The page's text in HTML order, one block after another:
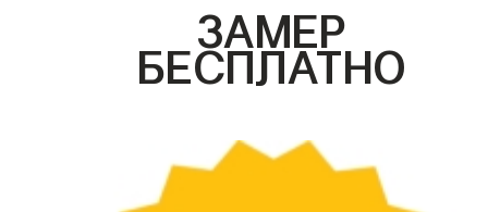
ЗАМЕР
БЕСПЛАТНО